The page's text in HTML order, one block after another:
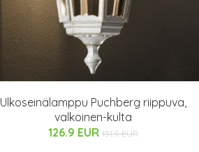
Ulkoseinälamppu Puchberg riippuva,
valkoinen-kulta
126.9 EUR 151.9 EUR